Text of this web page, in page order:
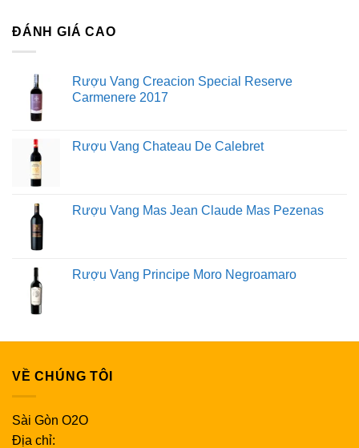
ĐÁNH GIÁ CAO
Rượu Vang Creacion Special Reserve
Carmenere 2017
Rượu Vang Chateau De Calebret
Rượu Vang Mas Jean Claude Mas Pezenas
Rượu Vang Principe Moro Negroamaro
VỀ CHÚNG TÔI
Sài Gòn O2O
Địa chỉ: